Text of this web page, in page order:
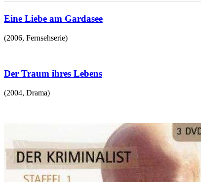
Eine Liebe am Gardasee
(2006, Fernsehserie)
Der Traum ihres Lebens
(2004, Drama)